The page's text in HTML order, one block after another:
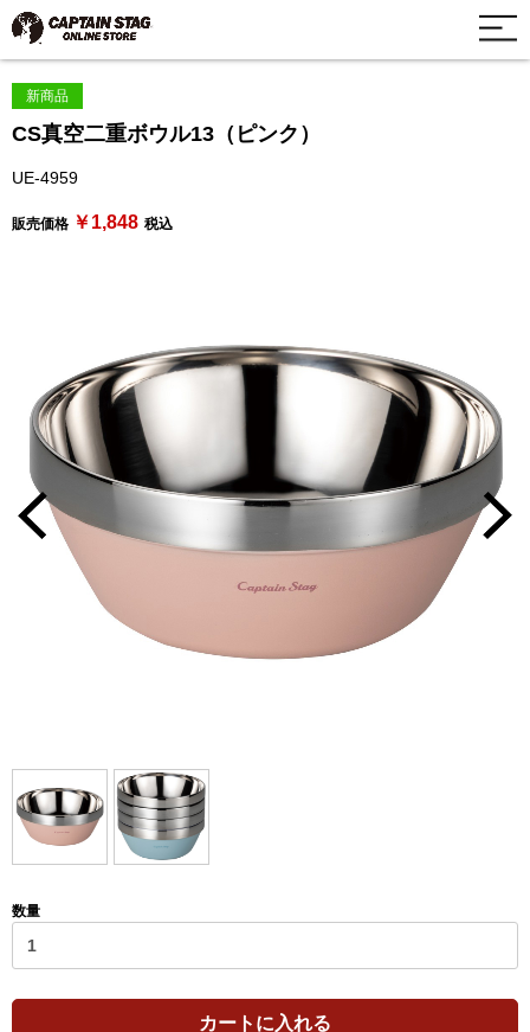
新商品
CS真空二重ボウル13（ピンク）
UE-4959
販売価格 ￥1,848 税込
数量
カートに入れる